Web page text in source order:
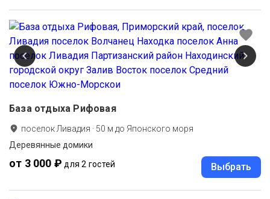
База отдыха Рифовая
поселок Ливадия · 50 м до Японского моря
Деревянные домики
от 3 000 ₽ для 2 гостей Выбрать